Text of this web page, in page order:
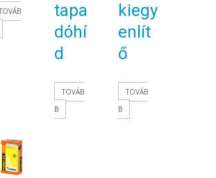
tapa
dóhí
d
TOVÁB
B
kiegy
enlít
ő
TOVÁB
B